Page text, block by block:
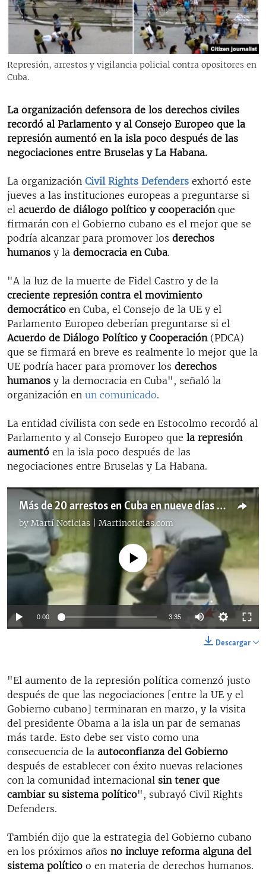
RADIO MARTÍ
ESPECIALES
ESPECIALES
LA REALIDAD DE LA VIVIENDA EN CUBA
KENTU-CUBANO
LOS SANTOS DE HIALEAH
DESINFORMACIÓN RUSA EN AMÉRICA LATINA
LA INVASIÓN DE RUSIA A UCRANIA
MULTIMEDIA
EDITORIALES
SÍGUENOS
Represión, arrestos y vigilancia policial contra opositores en
Cuba.
La organización defensora de los derechos civiles
recordó al Parlamento y al Consejo Europeo que la
represión aumentó en la isla poco después de las
negociaciones entre Bruselas y La Habana.
La organización Civil Rights Defenders exhortó este
jueves a las instituciones europeas a preguntarse si
el acuerdo de diálogo político y cooperaciónque
firmarán con el Gobierno cubano es el mejor que se
podría alcanzar para promover los derechos
humanos y la democracia en Cuba.
"A la luz de la muerte de Fidel Castro y de la
creciente represión contra el movimiento
democrático en Cuba, el Consejo de la UE y el
Parlamento Europeo deberían preguntarse si el
Acuerdo de Diálogo Político y Cooperación(PDCA)
que se firmará en breve es realmente lo mejor que la
UE podría hacer para promover los derechos
humanos y la democracia en Cuba", señaló la
organización en un comunicado.
La entidad civilista con sede en Estocolmo recordó al
Parlamento y al Consejo Europeo que la represión
aumentó en la isla poco después de las
negociaciones entre Bruselas y La Habana.
Más de 20 arrestos en Cuba en nueve días tras muerte de Fidel Castro
by Martí Noticias | Martinoticias.com
No media source currently available
0:00 3:35
Descargar
"El aumento de la represión política comenzó justo
después de que las negociaciones [entre la UE y el
Gobierno cubano] terminaran en marzo, y la visita
del presidente Obama a la isla un par de semanas
más tarde. Esto debe ser visto como una
consecuencia de la autoconfianza del Gobierno
después de establecer con éxito nuevas relaciones
con la comunidad internacional sin tener que
cambiar su sistema político", subrayó Civil Rights
Defenders.
También dijo que la estrategia del Gobierno cubano
en los próximos años no incluye reforma alguna del
sistema político o en materia de derechos humanos.